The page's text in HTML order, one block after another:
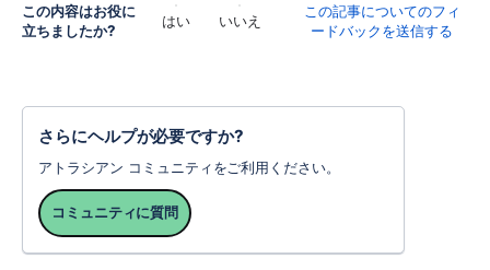
この内容はお役に
立ちましたか?
はい いいえ
この記事についてのフィ
ードバックを送信する
さらにヘルプが必要ですか?
アトラシアン コミュニティをご利用ください。
コミュニティに質問